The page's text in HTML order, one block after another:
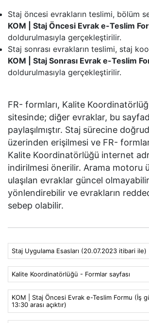
Staj öncesi evrakların teslimi, bölüm
KOM | Staj Öncesi Evrak e-Teslim
doldurulmasıyla gerçekleştirilir.
Staj sonrası evrakların teslimi, staj
KOM | Staj Sonrası Evrak e-Teslim
doldurulmasıyla gerçekleştirilir.
FR- formları, Kalite
sitesinde; diğer evraklar, bu
paylaşılmıştır. Staj sürecine
üzerinden erişilmesi ve FR-
Kalite Koordinatörlüğü internet
indirilmesi önerilir. Arama motoru
ulaşılan evraklar güncel
yönlendirebilir ve evrakların
sebep olabilir.
Staj Uygulama Esasları (20.07.2023 itibari ile)
Kalite Koordinatörlüğü - Formlar sayfası
KOM | Staj Öncesi Evrak e-Teslim Formu (İş
13:30 arası açıktır)